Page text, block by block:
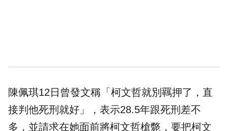
陳佩琪12日曾發文稱「柯文哲就別 羈押了，直
接判他死刑就好」，表示28.5年跟死刑差不
多，並請求在她面前將柯文哲槍斃，要把柯文